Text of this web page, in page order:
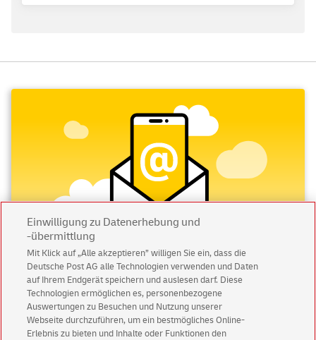
Abonnieren Sie unseren Newsletter
Immer informiert über exklusive Angebote und
Aktionen - jetzt mit Vorteil
Einwilligung zu Datenerhebung und
-übermittlung
Mit Klick auf „Alle akzeptieren” willigen Sie ein, dass die
Deutsche Post AG alle Technologien verwenden und Daten
auf Ihrem Endgerät speichern und auslesen darf. Diese
Technologien ermöglichen es, personenbezogene
Auswertungen zu Besuchen und Nutzung unserer
Webseite durchzuführen, um ein bestmögliches Online-
Erlebnis zu bieten und Inhalte oder Funktionen den